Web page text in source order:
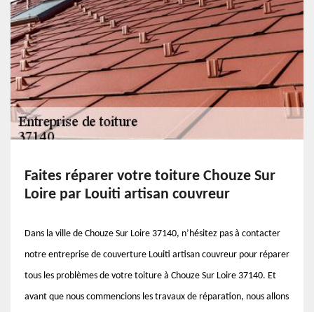
Faites réparer votre toiture Chouze Sur
Loire par Louiti artisan couvreur
Dans la ville de Chouze Sur Loire 37140, n’hésitez pas à contacter
notre entreprise de couverture Louiti artisan couvreur pour réparer
tous les problèmes de votre toiture à Chouze Sur Loire 37140. Et
avant que nous commencions les travaux de réparation, nous allons